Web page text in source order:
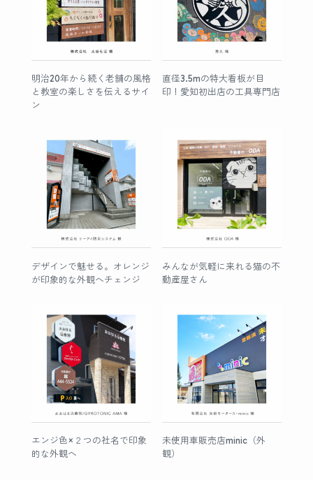
明治20年から続く老舗の風格
と教室の楽しさを伝えるサイ
ン
直径3.5mの特大看板が目
印！愛知初出店の工具専門店
デザインで魅せる。オレンジ
が印象的な外観へチェンジ
みんなが気軽に来れる猫の不
動産屋さん
エンジ色×２つの社名で印象
的な外観へ
未使用車販売店minic（外
観）